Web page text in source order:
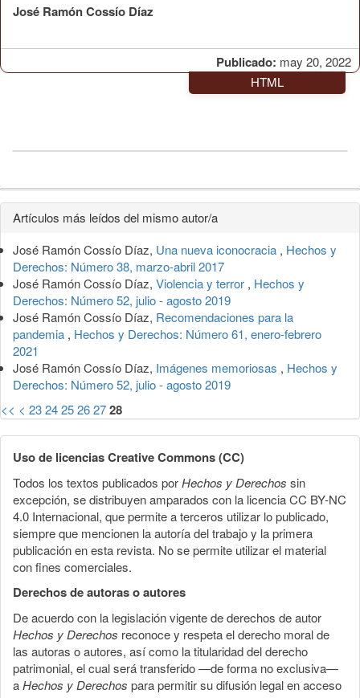
Publicado: may 20, 2022
José Ramón Cossío Díaz
HTML
Detalles
del
artículo
Artículos más leídos del mismo autor/a
José Ramón Cossío Díaz, Una nueva iconocracia , Hechos y
Derechos: Número 38, marzo-abril 2017
José Ramón Cossío Díaz, Violencia y terror , Hechos y
Derechos: Número 52, julio - agosto 2019
José Ramón Cossío Díaz, Recomendaciones para la
pandemia , Hechos y Derechos: Número 61, enero-febrero
2021
José Ramón Cossío Díaz, Imágenes memoriosas , Hechos y
Derechos: Número 52, julio - agosto 2019
<< < 232425262728
Uso de licencias Creative Commons (CC)
Todos los textos publicados porHechos y Derechos sin
excepción, se distribuyen amparados con la licencia CC BY-NC
4.0 Internacional, que permite a terceros utilizar lo publicado,
siempre que mencionen la autoría del trabajo y la primera
publicación en esta revista. No se permite utilizar el material
con fines comerciales.
Derechos de autoras o autores
De acuerdo con la legislación vigente de derechos de autor
Hechos y Derechos reconoce y respeta el derecho moral de
las autoras o autores, así como la titularidad del derecho
patrimonial, el cual será transferido —de forma no exclusiva—
aHechos y Derechos para permitir su difusión legal en acceso